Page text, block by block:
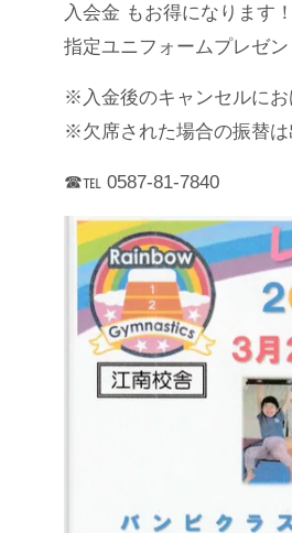
入会金 もお得になります！
指定ユニフォームプレゼン
※入金後のキャンセルにお
※欠席された場合の振替は
☎︎℡ 0587-81-7840